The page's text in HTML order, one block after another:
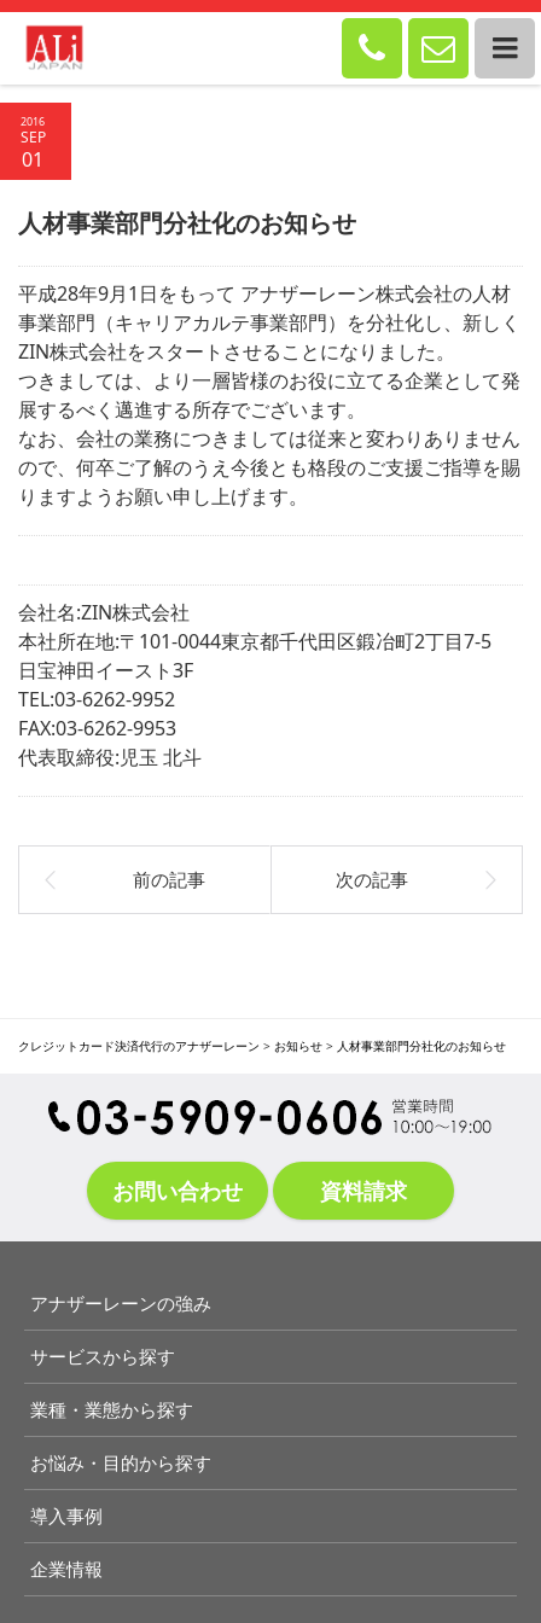
 
2016
SEP
01
人材事業部門分社化のお知らせ
平成28年9月1日をもって アナザーレーン株式会社の人材
事業部門（キャリアカルテ事業部門）を分社化し、新しく
ZIN株式会社をスタートさせることになりました。
つきましては、より一層皆様のお役に立てる企業として発
展するべく邁進する所存でございます。
なお、会社の業務につきましては従来と変わりありません
ので、何卒ご了解のうえ今後とも格段のご支援ご指導を賜
りますようお願い申し上げます。
会社名:ZIN株式会社
本社所在地:〒101-0044東京都千代田区鍛冶町2丁目7-5
日宝神田イースト3F
TEL:03-6262-9952
FAX:03-6262-9953
代表取締役:児玉 北斗
クレジットカード決済代行のアナザーレーン > お知らせ > 人材事業部門分社化のお知らせ
お問い合わせ 資料請求
アナザーレーンの強み
サービスから探す
業種・業態から探す
お悩み・目的から探す
導入事例
企業情報